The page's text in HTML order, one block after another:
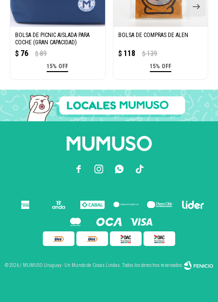
BOLSA DE PICNIC AISLADA PARA
COCHE (GRAN CAPACIDAD)
$ 76 $ 89
15% OFF
BOLSA DE COMPRAS DE ALEN
$ 118 $ 139
15% OFF
  
© 2026 / MUMUSO Uruguay - Un Mundo de Cosas Lindas. Todos los derechos reservados.